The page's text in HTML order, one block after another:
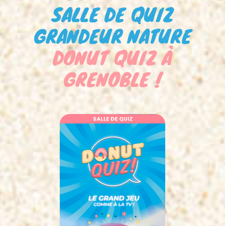
SALLE DE QUIZ
GRANDEUR NATURE
DONUT QUIZ À
GRENOBLE !